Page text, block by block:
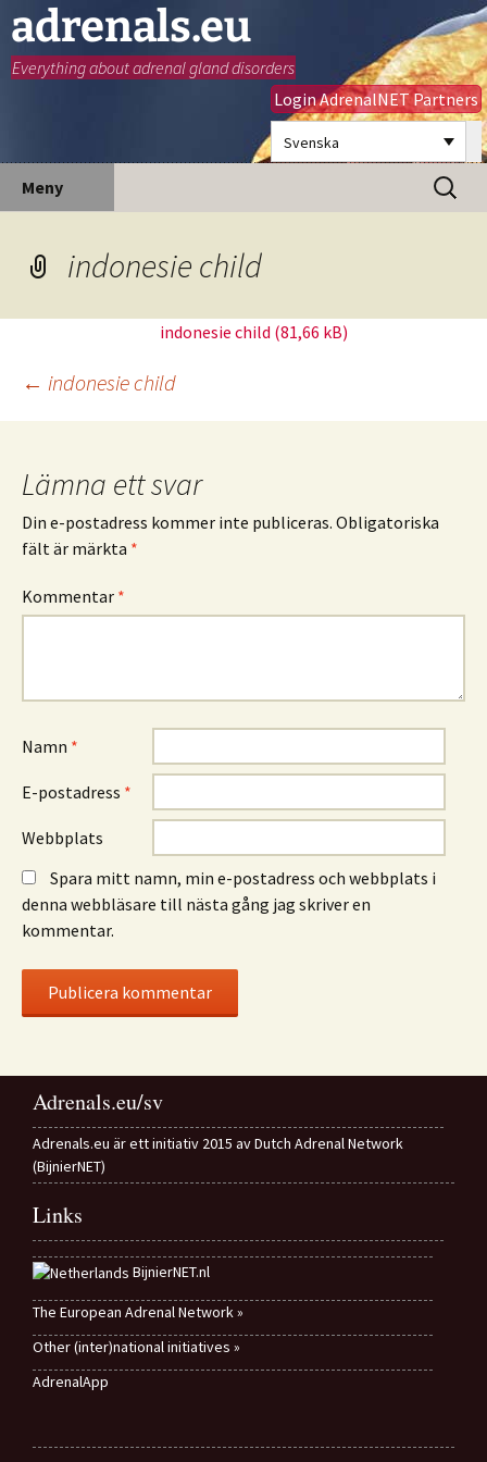
adrenals.eu
Everything about adrenal gland disorders
Login AdrenalNET Partners
Svenska
Meny
Sök
efter:
indonesie child
indonesie child
Inläggsnavigering
← indonesie child
Lämna ett svar
Din e-postadress kommer inte publiceras. Obligatoriska
fält är märkta *
Kommentar *
Namn *
E-postadress *
Webbplats
Spara mitt namn, min e-postadress och webbplats i
denna webbläsare till nästa gång jag skriver en
kommentar.
Adrenals.eu/sv
Adrenals.eu är ett initiativ 2015 av Dutch Adrenal Network
(BijnierNET)
Links
BijnierNET.nl
The European Adrenal Network »
Other (inter)national initiatives »
AdrenalApp